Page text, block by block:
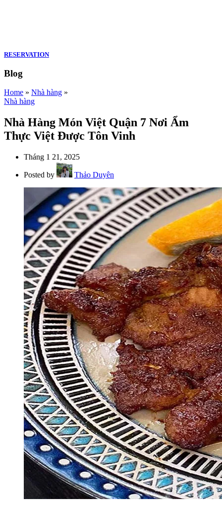
RESERVATION
Blog
Home » Nhà hàng »
Nhà hàng
Nhà Hàng Món Việt Quận 7 Nơi Ẩm
Thực Việt Được Tôn Vinh
Tháng 1 21, 2025
Posted by Thảo Duyên